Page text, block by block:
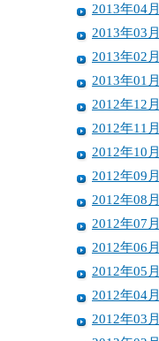
2013年04月
2013年03月
2013年02月
2013年01月
2012年12月
2012年11月
2012年10月
2012年09月
2012年08月
2012年07月
2012年06月
2012年05月
2012年04月
2012年03月